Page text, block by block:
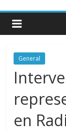
General
en